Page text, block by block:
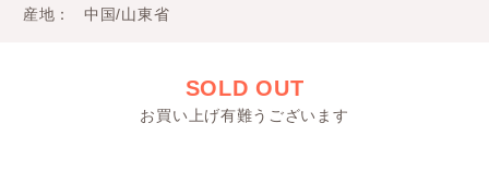
産地
中国/山東省
SOLD OUT
お買い上げ有難うございます